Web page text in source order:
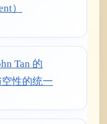
）
Tan 的
性的统一